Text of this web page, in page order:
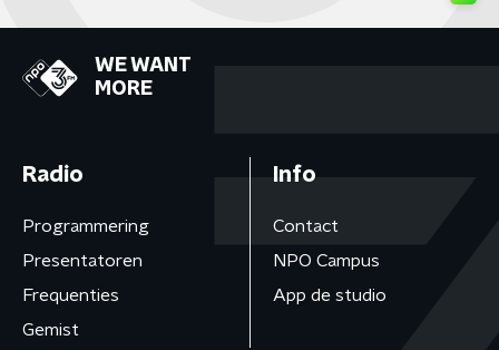
WE WANT
MORE
Radio
Programmering
Presentatoren
Frequenties
Gemist
Info
Contact
NPO Campus
App de studio